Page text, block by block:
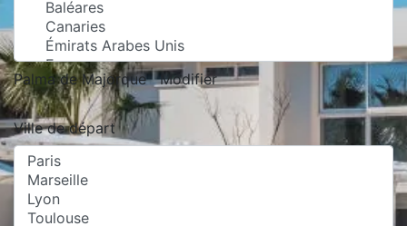
Palma de Majorque Modifier
Ville de départ